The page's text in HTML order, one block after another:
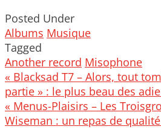
Posted Under
Albums Musique
Tagged
Another record Misophone
Post
navigation
« Blacksad T7 – Alors, tout
partie » : le plus beau des
« Menus-Plaisirs – Les
Wiseman : un repas de